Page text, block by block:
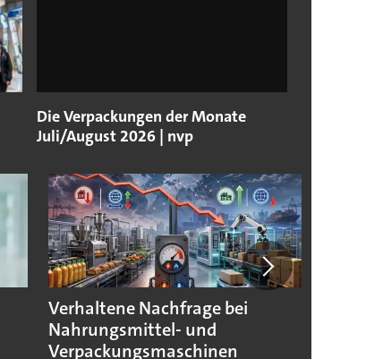
Die Verpackungen der Monate
Juli/August 2026 | nvp
Verhaltene Nachfrage bei
Nahrungsmittel- und
Verpackungsmaschinen